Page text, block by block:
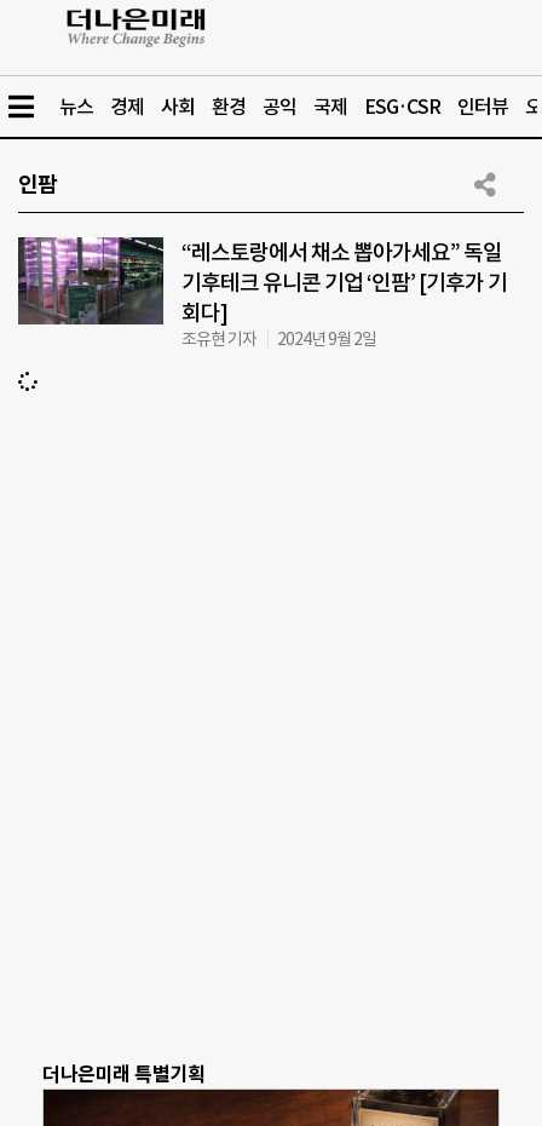
뉴스 경제 사회 환경 공익 국제 ESG·CSR 인터뷰
인팜
“레스토랑에서 채소 뽑아가세요” 독일
기후테크 유니콘 기업 ‘인팜’ [기후가 기
회다]
조유현 기자 2024년 9월 2일
더나은미래 특별기획